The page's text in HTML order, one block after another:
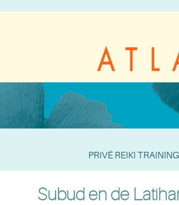
PRIVÉ REIKI TRAINING
Subud en de